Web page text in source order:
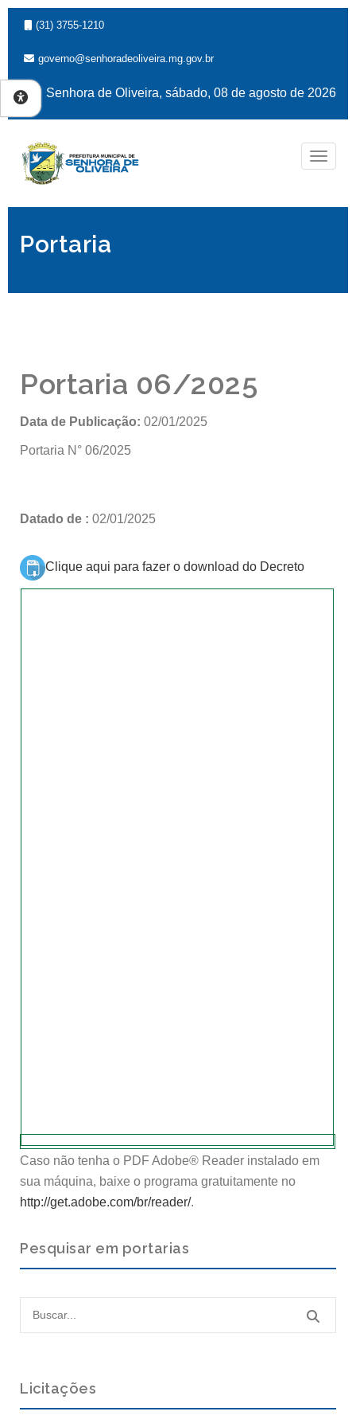
(31) 3755-1210
governo@senhoradeoliveira.mg.gov.br
Senhora de Oliveira, sábado, 08 de agosto de 2026
Portaria
Portaria 06/2025
Data de Publicação: 02/01/2025
Portaria N° 06/2025
Datado de : 02/01/2025
Clique aqui para fazer o download do Decreto
Caso não tenha o PDF Adobe® Reader instalado em
sua máquina, baixe o programa gratuitamente no
http://get.adobe.com/br/reader/.
Pesquisar em portarias
Licitações